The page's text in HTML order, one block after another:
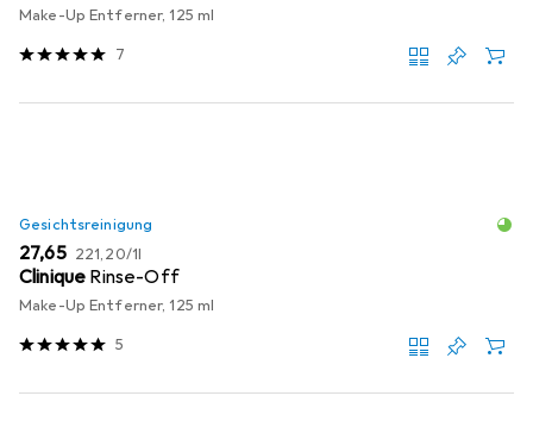
Make-Up Entferner, 125 ml
7
Gesichtsreinigung
EUR
27,65 EUR
221,20/1l
Clinique Rinse-Off
Make-Up Entferner, 125 ml
5